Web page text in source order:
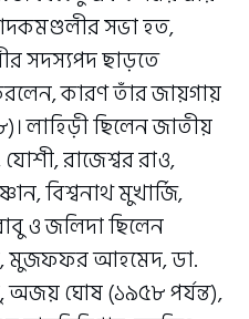
সভা হত,
সদস্যপদ ছাড়তে
কারণ তাঁর জায়গায়
লাহিড়ী ছিলেন জাতীয়
যোশী, রাজেশ্বর রাও,
বিশ্বনাথ মুখার্জি,
ও জলিদা ছিলেন
মুজফফর আহমেদ, ডা.
অজয় ঘোষ (১৯৫৮ পর্যন্ত),